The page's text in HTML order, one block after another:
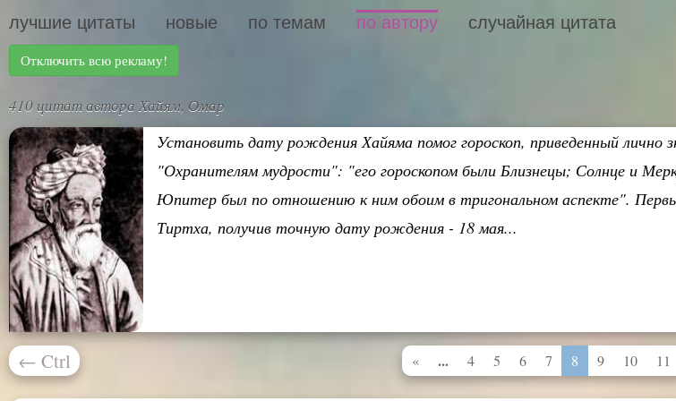
лучшие цитаты новые по темам по автору случайная цитата
Отключить всю рекламу!
410 цитат автора Хайям, Омар
Установить дату рождения Хайяма помог гороскоп, приведенный лично
"Охранителям мудрости": "его гороскопом были Близнецы; Солнце и
Юпитер был по отношению к ним обоим в тригональном аспекте".
Тиртха, получив точную дату рождения - 18 мая...
← Ctrl « ... 4 5 6 7 8 9 10 11